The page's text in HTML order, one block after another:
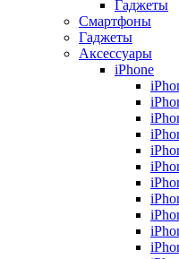
Гаджеты
Смартфоны
Гаджеты
Аксессуары
iPhone